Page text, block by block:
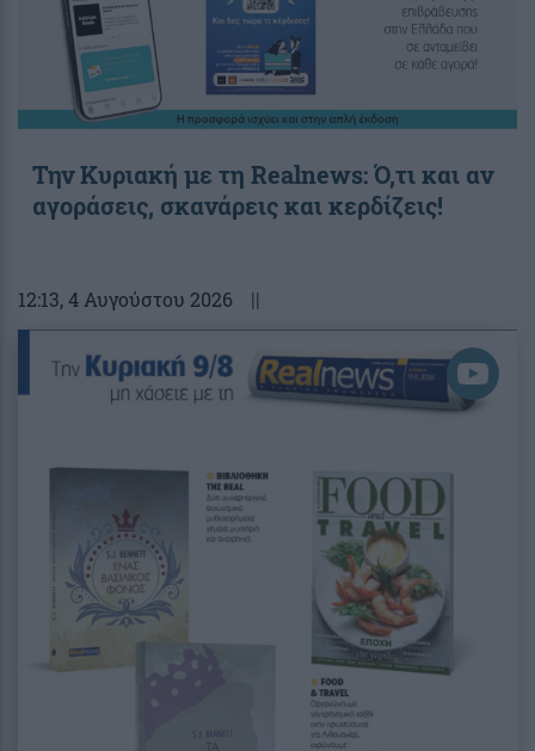
Την Κυριακή με τη Realnews: Ό,τι και αν
αγοράσεις, σκανάρεις και κερδίζεις!
12:13, 4 Αυγούστου 2026 ||